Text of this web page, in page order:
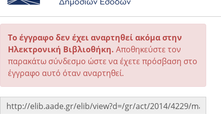
Το έγγραφο δεν έχει αναρτηθεί ακόμα στην
Ηλεκτρονική Βιβλιοθήκη. Αποθηκεύστε τον
παρακάτω σύνδεσμο ώστε να έχετε πρόσβαση στο
έγγραφο αυτό όταν αναρτηθεί.